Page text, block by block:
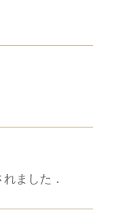
ました．